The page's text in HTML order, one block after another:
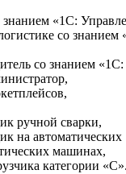
«1С:
со знанием
со знанием
ручной сварки,
на автоматических
машинах,
категории «С».